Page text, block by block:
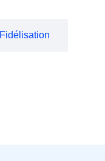
Fidélisation